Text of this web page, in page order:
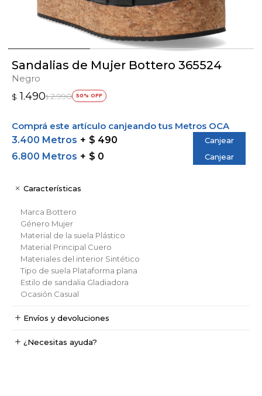
Sandalias de Mujer Bottero 365524
Negro
$ 1.490$ 2.990 50
Comprá este artículo canjeando tus Metros OCA
3.400 Metros
$ 490 Canjear
6.800 Metros $ 0 Canjear
Características
Marca Bottero
Género Mujer
Material de la suela Plástico
Material Principal Cuero
Materiales del interior Sintético
Tipo de suela Plataforma plana
Estilo de sandalia Gladiadora
Ocasión Casual
Envíos y devoluciones
¿Necesitas ayuda?